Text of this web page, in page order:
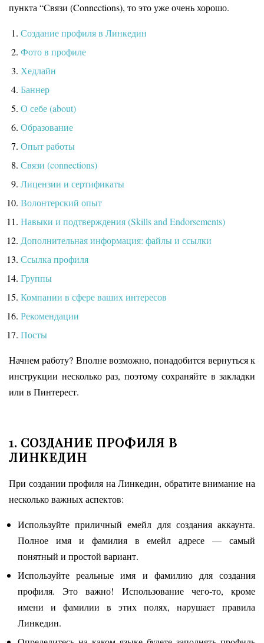
пункта “Связи (Connections), то это уже очень хорошо.
Создание профиля в Линкедин
Фото в профиле
Хедлайн
Баннер
О себе (about)
Образование
Опыт работы
Связи (connections)
Лицензии и сертификаты
Волонтерский опыт
Навыки и подтверждения (Skills and Endorsements)
Дополнительная информация: файлы и ссылки
Ссылка профиля
Группы
Компании в сфере ваших интересов
Рекомендации
Посты
Начнем работу? Вполне возможно, понадобится вернуться к
инструкции несколько раз, поэтому сохраняйте в закладки
или в Пинтерест.
1. СОЗДАНИЕ ПРОФИЛЯ В
ЛИНКЕДИН
При создании профиля на Линкедин, обратите внимание на
несколько важных аспектов:
Используйте приличный емейл для создания аккаунта.
Полное имя и фамилия в емейл адресе — самый
понятный и простой вариант.
Используйте реальные имя и фамилию для создания
профиля. Это важно! Использование чего-то, кроме
имени и фамилии в этих полях, нарушает правила
Линкедин.